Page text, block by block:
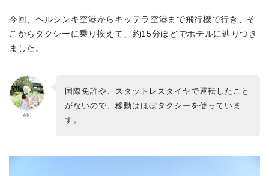
今回、ヘルシンキ空港からキッテラ空港まで飛行機で行き、そ
こからタクシーに乗り換えて、約15分ほどでホテルに辿りつき
ました。
AKI
国際免許や、スタットレスタイヤで運転したこと
がないので、移動はほぼタクシーを使っていま
す。